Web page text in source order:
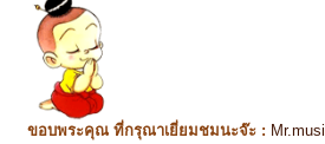
ขอบพระคุณ ที่กรุณาเยี่ยมชมนะจ๊ะ :